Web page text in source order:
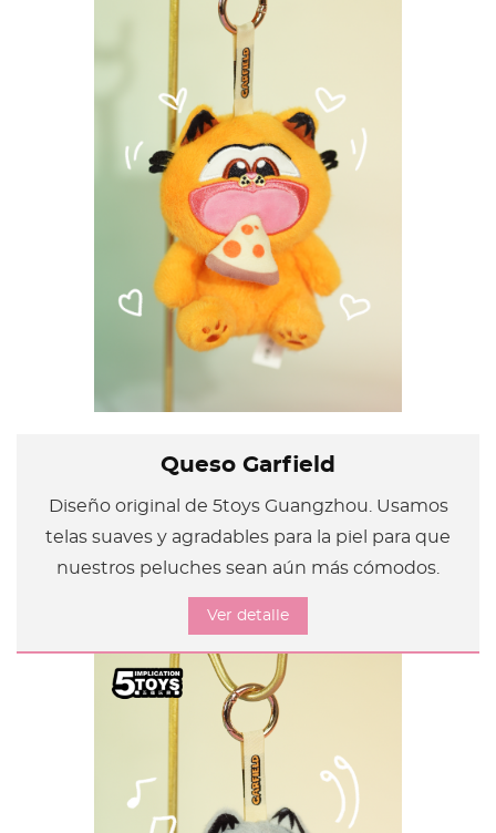
Queso Garfield
Diseño original de 5toys Guangzhou. Usamos
telas suaves y agradables para la piel para que
nuestros peluches sean aún más cómodos.
Ver detalle